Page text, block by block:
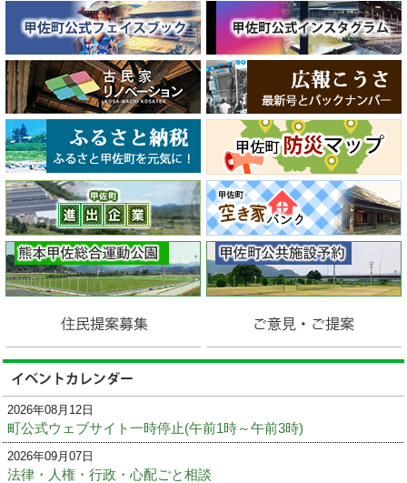
2026年08月12日
町公式ウェブサイト一時停止(午前1時～午前3時)
2026年09月07日
法律・人権・行政・心配ごと相談